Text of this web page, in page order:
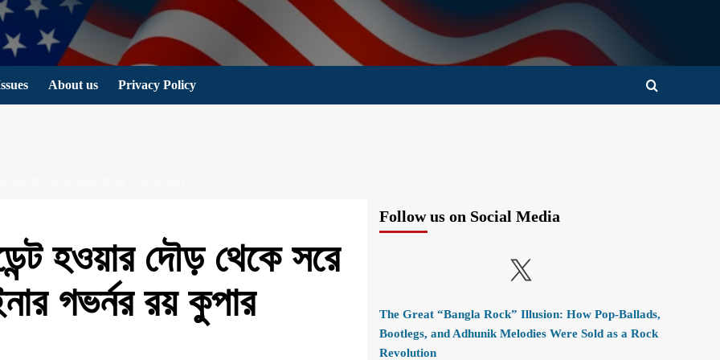
About us Privacy Policy
হওয়ার দৌড় থেকে সরে
গভর্নর রয় কুপার
Follow us on Social Media
X
The Great “Bangla Rock” Illusion: How Pop-Ballads,
Bootlegs, and Adhunik Melodies Were Sold as a Rock
Revolution